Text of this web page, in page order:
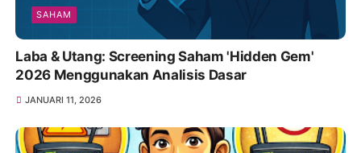
SAHAM
Laba & Utang: Screening Saham 'Hidden Gem'
2026 Menggunakan Analisis Dasar
JANUARI 11, 2026